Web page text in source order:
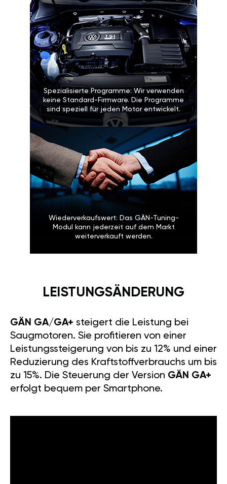
Spezialisierte Programme: Wir verwenden
keine Standard-Firmware. Die Programme
sind speziell für jeden Motor entwickelt.
Wiederverkaufswert: Das GÄN-Tuning-
Modul kann jederzeit auf dem Markt
weiterverkauft werden.
LEISTUNGSÄNDERUNG
GÄN GA/GA+ steigert die Leistung bei
Saugmotoren. Sie profitieren von einer
Leistungssteigerung von bis zu 12% und einer
Reduzierung des Kraftstoffverbrauchs um bis
zu 15%. Die Steuerung der Version GÄN GA+
erfolgt bequem per Smartphone.